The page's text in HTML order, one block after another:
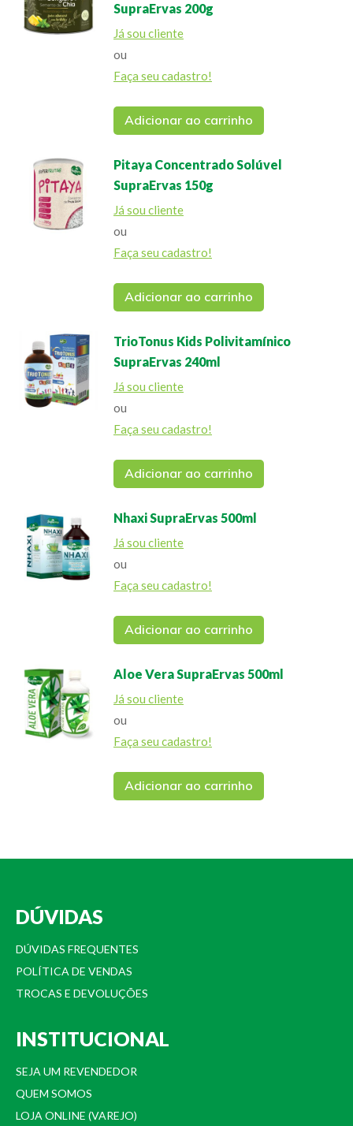
SupraErvas 200g
Já sou cliente
ou
Faça seu cadastro!
Adicionar ao carrinho
Pitaya Concentrado Solúvel
SupraErvas 150g
Já sou cliente
ou
Faça seu cadastro!
Adicionar ao carrinho
TrioTonus Kids Polivitamínico
SupraErvas 240ml
Já sou cliente
ou
Faça seu cadastro!
Adicionar ao carrinho
Nhaxi SupraErvas 500ml
Já sou cliente
ou
Faça seu cadastro!
Adicionar ao carrinho
Aloe Vera SupraErvas 500ml
Já sou cliente
ou
Faça seu cadastro!
Adicionar ao carrinho
DÚVIDAS
DÚVIDAS FREQUENTES
POLÍTICA DE VENDAS
TROCAS E DEVOLUÇÕES
INSTITUCIONAL
SEJA UM REVENDEDOR
QUEM SOMOS
LOJA ONLINE (VAREJO)